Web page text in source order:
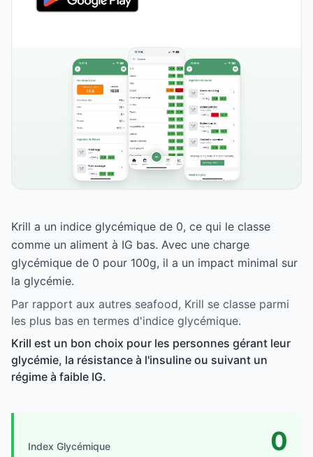
Krill a un indice glycémique de 0, ce qui le classe
comme un aliment à IG bas. Avec une charge
glycémique de 0 pour 100g, il a un impact minimal sur
la glycémie.
Par rapport aux autres seafood, Krill se classe parmi
les plus bas en termes d'indice glycémique.
Krill est un bon choix pour les personnes gérant leur
glycémie, la résistance à l'insuline ou suivant un
régime à faible IG.
Index Glycémique 0